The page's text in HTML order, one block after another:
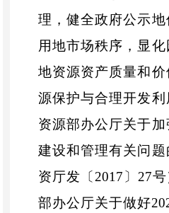
理，健全政府公示
用地市场秩序，显
地资源资产质量和
源保护与合理开发
资源部办公厅关于
建设和管理有关问
资厅发〔 2017 〕 27号
部办公厅关于做好